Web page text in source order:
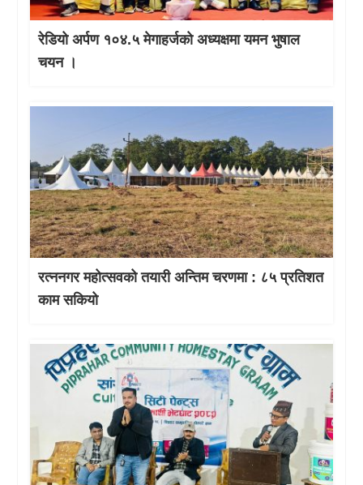
रेडियो अर्पण १०४.५ मेगाहर्जको अध्यक्षमा यमन भुषाल
चयन ।
रत्ननगर महोत्सवको तयारी अन्तिम चरणमा : ८५ प्रतिशत
काम सकियो